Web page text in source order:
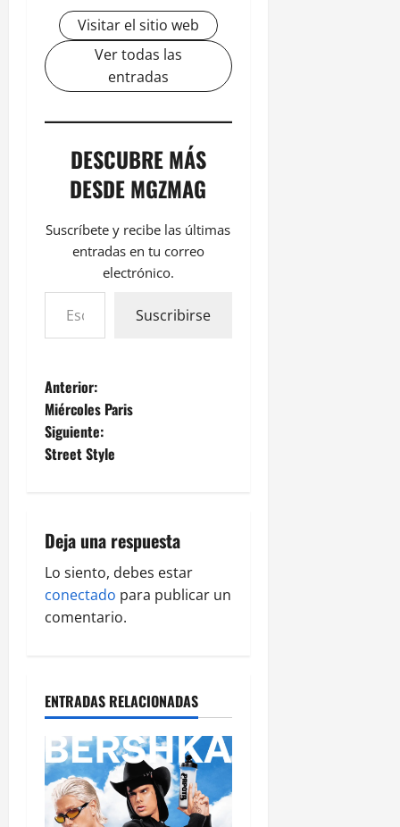
Visitar el sitio web
Ver todas las
entradas
DESCUBRE MÁS
DESDE MGZMAG
Suscríbete y recibe las últimas
entradas en tu correo
electrónico.
Suscribirse
Anterior:
Miércoles Paris
Siguiente:
Street Style
Deja una respuesta
Lo siento, debes estar
conectado para publicar un
comentario.
ENTRADAS RELACIONADAS